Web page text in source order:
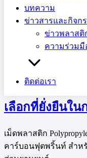
บทความ
ข่าวสารและกิจก
ข่าวพลาสติ
ความร่วมมื
ติดต่อเรา
เม็ดพลาสติก
เลือกที่ยั่งยืนใ
เม็ดพลาสติก
คาร์บอนฟุตพริ้นท์ สำห